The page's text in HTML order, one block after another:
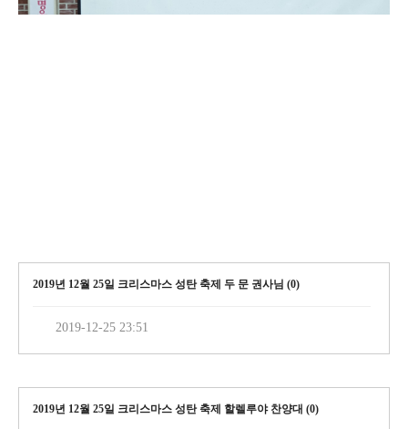
2019년 12월 25일 크리스마스 성탄 축제 두 문 권사님 (0)
2019-12-25 23:51
2019년 12월 25일 크리스마스 성탄 축제 할렐루야 찬양대 (0)